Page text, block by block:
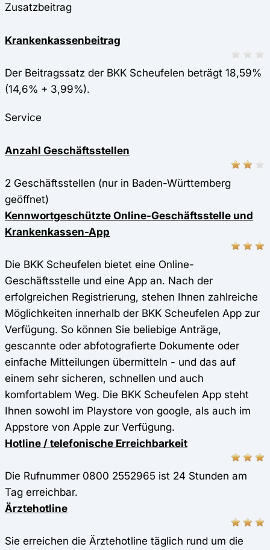
Zusatzbeitrag
Krankenkassenbeitrag
Der Beitragssatz der BKK Scheufelen beträgt 18,59%
(14,6% + 3,99%).
Service
Anzahl Geschäftsstellen
2 Geschäftsstellen (nur in Baden-Württemberg
geöffnet)
Kennwortgeschützte Online-Geschäftsstelle und
Krankenkassen-App
Die BKK Scheufelen bietet eine Online-
Geschäftsstelle und eine App an. Nach der
erfolgreichen Registrierung, stehen Ihnen zahlreiche
Möglichkeiten innerhalb der BKK Scheufelen App zur
Verfügung. So können Sie beliebige Anträge,
gescannte oder abfotografierte Dokumente oder
einfache Mitteilungen übermitteln - und das auf
einem sehr sicheren, schnellen und auch
komfortablem Weg. Die BKK Scheufelen App steht
Ihnen sowohl im Playstore von google, als auch im
Appstore von Apple zur Verfügung.
Hotline / telefonische Erreichbarkeit
Die Rufnummer 0800 2552965 ist 24 Stunden am
Tag erreichbar.
Ärztehotline
Sie erreichen die Ärztehotline täglich rund um die